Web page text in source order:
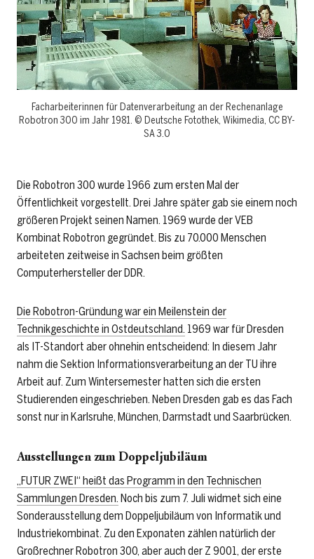
Facharbeiterinnen für Datenverarbeitung an der Rechenanlage
Robotron 300 im Jahr 1981. © Deutsche Fotothek‎, Wikimedia, CC BY-
SA 3.0
Die Robotron 300 wurde 1966 zum ersten Mal der
Öffentlichkeit vorgestellt. Drei Jahre später gab sie einem noch
größeren Projekt seinen Namen. 1969 wurde der VEB
Kombinat Robotron gegründet. Bis zu 70.000 Menschen
arbeiteten zeitweise in Sachsen beim größten
Computerhersteller der DDR.
Die Robotron-Gründung war ein Meilenstein der
Technikgeschichte in Ostdeutschland. 1969 war für Dresden
als IT-Standort aber ohnehin entscheidend: In diesem Jahr
nahm die Sektion Informationsverarbeitung an der TU ihre
Arbeit auf. Zum Wintersemester hatten sich die ersten
Studierenden eingeschrieben. Neben Dresden gab es das Fach
sonst nur in Karlsruhe, München, Darmstadt und Saarbrücken.
Ausstellungen zum Doppeljubiläum
„FUTUR ZWEI“ heißt das Programm in den Technischen
Sammlungen Dresden. Noch bis zum 7. Juli widmet sich eine
Sonderausstellung dem Doppeljubiläum von Informatik und
Industriekombinat. Zu den Exponaten zählen natürlich der
Großrechner Robotron 300, aber auch der Z 9001, der erste